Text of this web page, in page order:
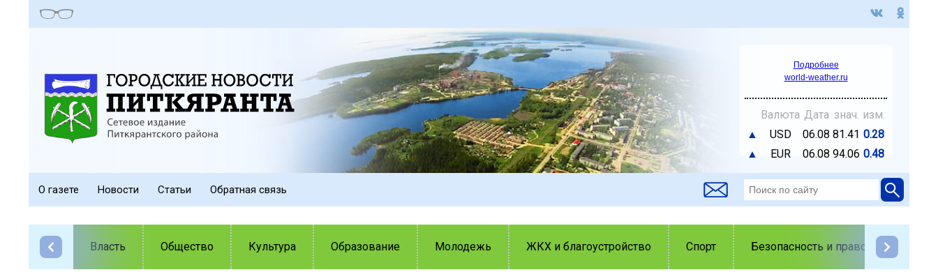
Подробнее
world-weather.ru
Валюта Дата знач. изм.
▲
USD 06.08 81.41 0.28
▲
EUR 06.08 94.06 0.48
О газете Новости Статьи Обратная связь
Власть Общество Культура Образование Молодежь ЖКХ и благоустройство Спорт Безопасность и правопорядок